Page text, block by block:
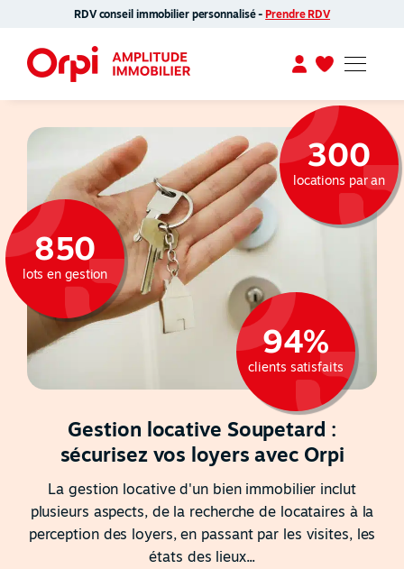
RDV conseil immobilier personnalisé - Prendre RDV
850
lots en gestion
300
locations par an
94%
clients satisfaits
Gestion locative Soupetard :
sécurisez vos loyers avec Orpi
La gestion locative d'un bien immobilier inclut
plusieurs aspects, de la recherche de locataires à la
perception des loyers, en passant par les visites, les
états des lieux...